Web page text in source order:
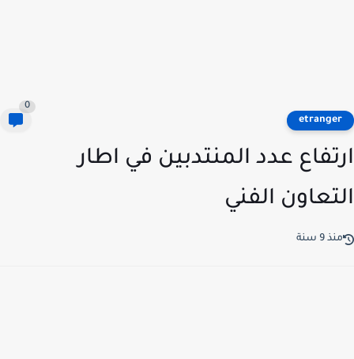
عدد المنتدبين في اطار
الفني
9 سنة